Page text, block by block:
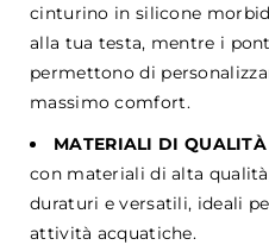
cinturino in silicone
alla tua testa, mentre i
permettono di
massimo comfort.
MATERIALI DI
con materiali di alta
duraturi e versatili, ideali
attività acquatiche.